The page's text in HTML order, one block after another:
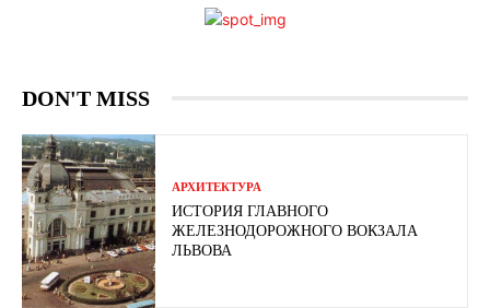
DON'T MISS
АРХИТЕКТУРА
ИСТОРИЯ ГЛАВНОГО
ЖЕЛЕЗНОДОРОЖНОГО ВОКЗАЛА
ЛЬВОВА